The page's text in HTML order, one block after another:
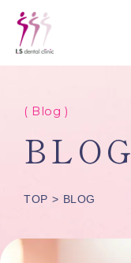
( Blog )
BLOG
TOP BLOG